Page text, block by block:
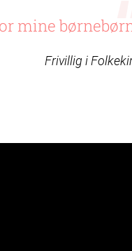
mine
Frivillig i